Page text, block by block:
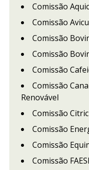
Comissão
Comissão
Comissão
Comissão
Comissão
Comissão
Renovável
Comissão
Comissão
Comissão
Comissão